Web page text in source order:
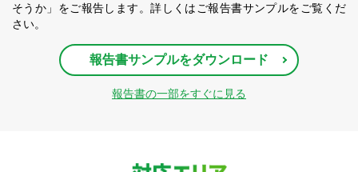
そうか」をご報告します。詳しくはご報告書サンプルをご覧くだ
さい。
報告書サンプルをダウンロード
報告書の一部をすぐに見る
対応エリア